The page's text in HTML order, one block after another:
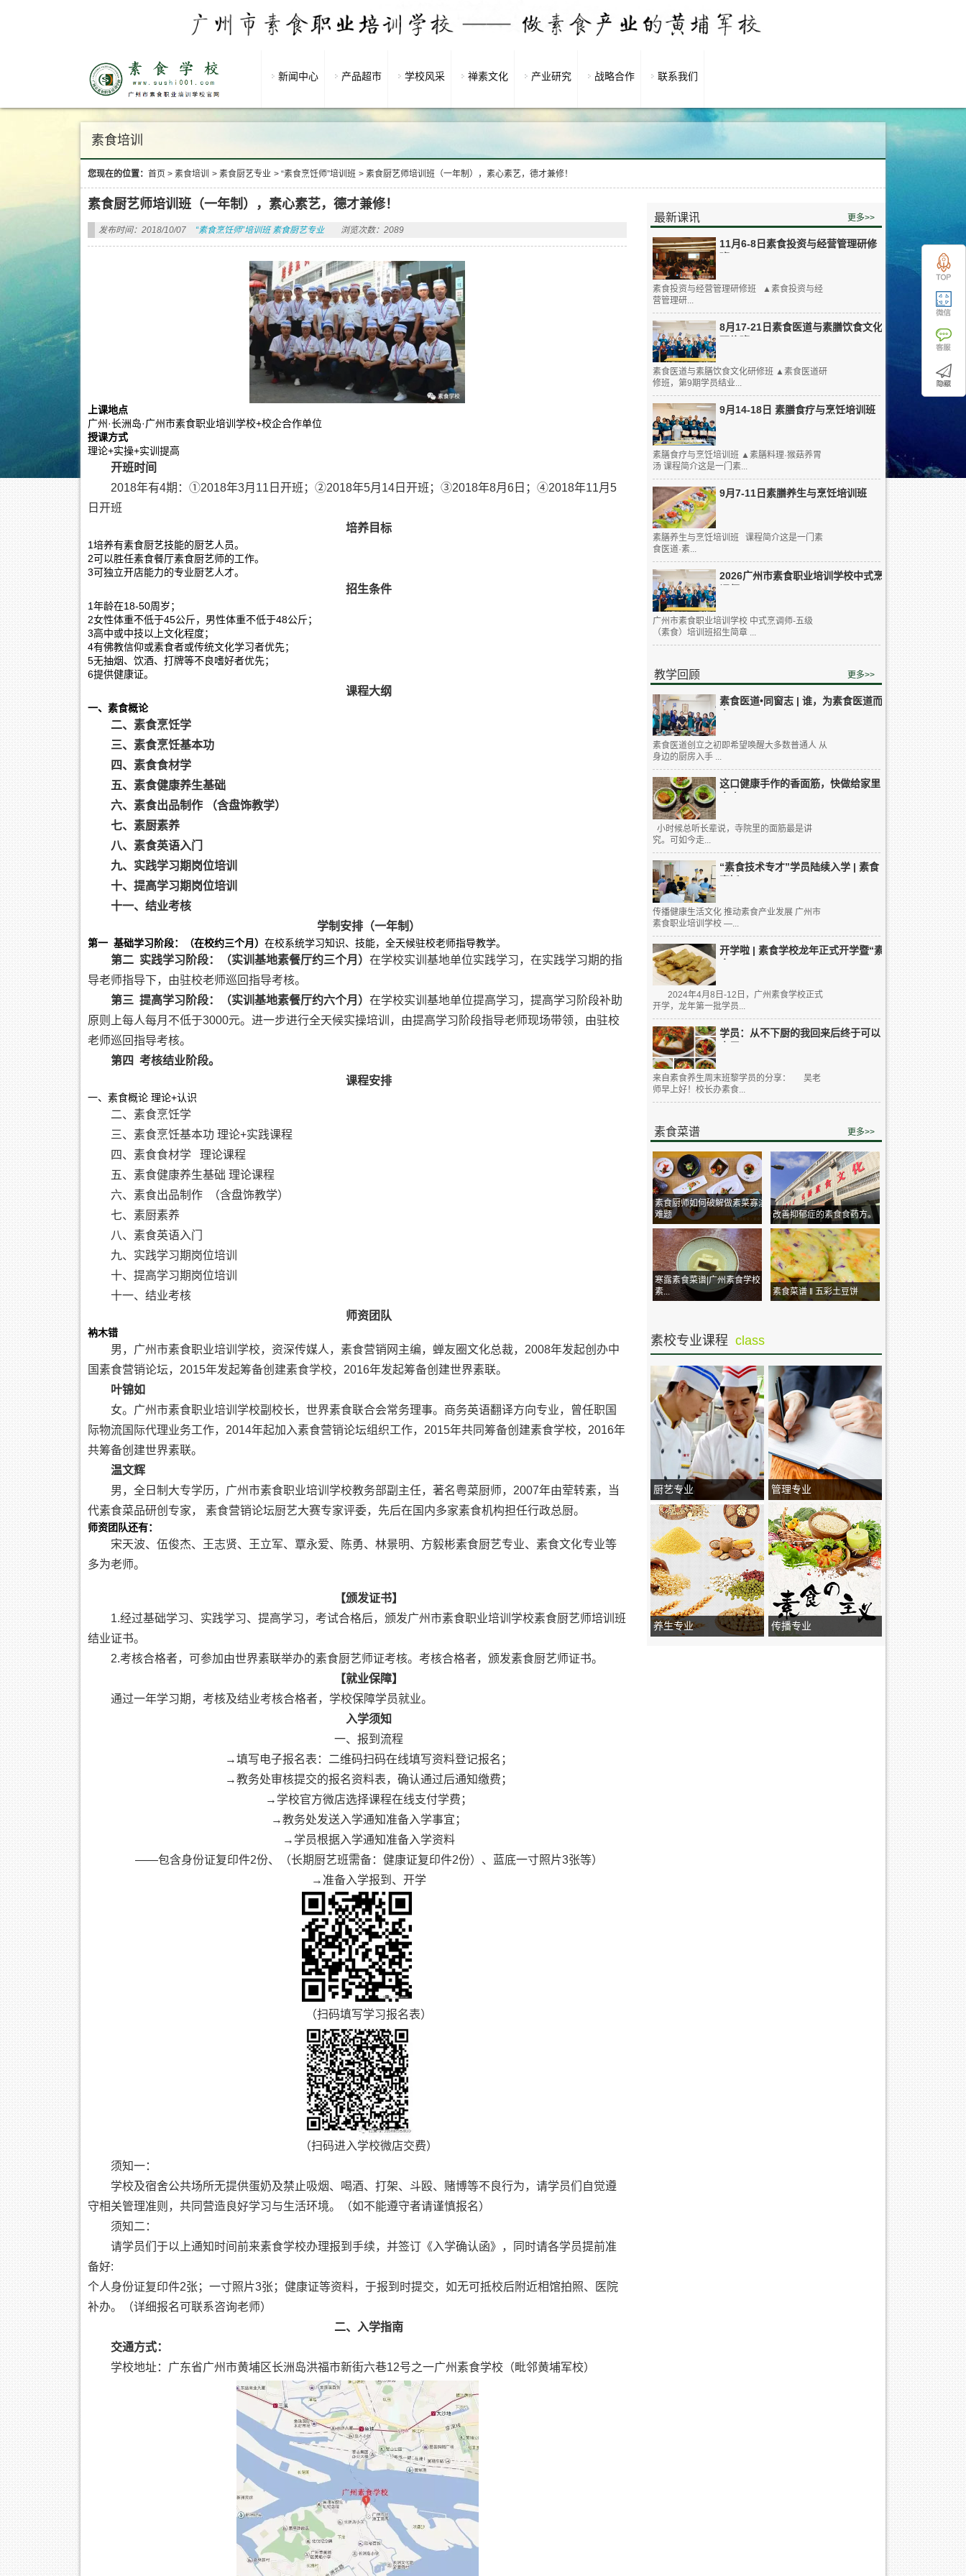
新闻中心 产品超市 学校风采 禅素文化 产业研究 战略合作 联系我们
素食培训
您现在的位置： 首页 > 素食培训 > 素食厨艺专业 > “素食烹饪师”培训班 > 素食厨艺师培训班（一年制），素心素艺，德才兼修！
最新课讯 更多>>
11月6-8日素食投资与经营管理研修
素食投资与经营管理研修班 ▲素食投资与经
营管理研...
8月17-21日素食医道与素膳饮食文化
研修班
素食医道与素膳饮食文化研修班 ▲素食医道研
修班，第9期学员结业...
9月14-18日 素膳食疗与烹饪培训班
素膳食疗与烹饪培训班 ▲素膳料理·猴菇养胃
汤 课程简介这是一门素...
9月7-11日素膳养生与烹饪培训班
素膳养生与烹饪培训班 课程简介这是一门素
食医道·素...
2026广州市素食职业培训学校中式烹
广州市素食职业培训学校 中式烹调师-五级
（素食）培训班招生简章 ...
教学回顾 更多>>
素食医道•同窗志 | 谁，为素食医道而
素食医道创立之初即希望唤醒大多数普通人 从
身边的厨房入手 ...
这口健康手作的香面筋，快做给家里
小时候总听长辈说，寺院里的面筋最是讲
究。可如今走...
“素食技术专才”学员陆续入学 | 素食
传播健康生活文化 推动素食产业发展 广州市
素食职业培训学校 —...
开学啦 | 素食学校龙年正式开学暨“素
食...
2024年4月8日-12日，广州素食学校正式
开学，龙年第一批学员...
学员：从不下厨的我回来后终于可以
来自素食养生周末班黎学员的分享： 吴老
师早上好！校长办素食...
素食菜谱 更多>>
素食厨师如何破解做素菜寡淡
难题
改善抑郁症的素食食药方。
寒露素食菜谱|广州素食学校
素...
素食菜谱 ‖ 五彩土豆饼
素校专业课程 class
厨艺专业 管理专业
养生专业 传播专业
素食厨艺师培训班（一年制），素心素艺，德才兼修！
发布时间：2018/10/07 “素食烹饪师”培训班 素食厨艺专业 浏览次数：2089
上课地点
广州·长洲岛·广州市素食职业培训学校+校企合作单位
授课方式
理论+实操+实训提高
开班时间
2018年有4期：①2018年3月11日开班；②2018年5月14日开班；③2018年8月6日；④2018年11月5
日开班
培养目标
1培养有素食厨艺技能的厨艺人员。
2可以胜任素食餐厅素食厨艺师的工作。
3可独立开店能力的专业厨艺人才。
招生条件
1年龄在18-50周岁；
2女性体重不低于45公斤，男性体重不低于48公斤；
3高中或中技以上文化程度；
4有佛教信仰或素食者或传统文化学习者优先；
5无抽烟、饮酒、打牌等不良嗜好者优先；
6提供健康证。
课程大纲
一、素食概论
二、素食烹饪学
三、素食烹饪基本功
四、素食食材学
五、素食健康养生基础
六、素食出品制作 （含盘饰教学）
七、素厨素养
八、素食英语入门
九、实践学习期岗位培训
十、提高学习期岗位培训
十一、结业考核
学制安排（一年制）
第一 基础学习阶段：（在校约三个月） 在校系统学习知识、技能，全天候驻校老师指导教学。
第二 实践学习阶段：（实训基地素餐厅约三个月） 在学校实训基地单位实践学习，在实践学习期的指
导老师指导下，由驻校老师巡回指导考核。
第三 提高学习阶段：（实训基地素餐厅约六个月） 在学校实训基地单位提高学习，提高学习阶段补助
原则上每人每月不低于3000元。进一步进行全天候实操培训，由提高学习阶段指导老师现场带领，由驻校
老师巡回指导考核。
第四 考核结业阶段。
课程安排
一、素食概论 理论+认识
二、素食烹饪学
三、素食烹饪基本功 理论+实践课程
四、素食食材学 理论课程
五、素食健康养生基础 理论课程
六、素食出品制作 （含盘饰教学）
七、素厨素养
八、素食英语入门
九、实践学习期岗位培训
十、提高学习期岗位培训
十一、结业考核
师资团队
衲木错
男，广州市素食职业培训学校，资深传媒人，素食营销网主编，蝉友圈文化总裁，2008年发起创办中
国素食营销论坛，2015年发起筹备创建素食学校，2016年发起筹备创建世界素联。
叶锦如
女。广州市素食职业培训学校副校长，世界素食联合会常务理事。商务英语翻译方向专业，曾任职国
际物流国际代理业务工作，2014年起加入素食营销论坛组织工作，2015年共同筹备创建素食学校，2016年
共筹备创建世界素联。
温文辉
男，全日制大专学历，广州市素食职业培训学校教务部副主任，著名粤菜厨师，2007年由荤转素，当
代素食菜品研创专家， 素食营销论坛厨艺大赛专家评委，先后在国内多家素食机构担任行政总厨。
师资团队还有：
宋天波、伍俊杰、王志贤、王立军、覃永爱、陈勇、林景明、方毅彬素食厨艺专业、素食文化专业等
多为老师。
【颁发证书】
1.经过基础学习、实践学习、提高学习，考试合格后，颁发广州市素食职业培训学校素食厨艺师培训班
结业证书。
2.考核合格者，可参加由世界素联举办的素食厨艺师证考核。考核合格者，颁发素食厨艺师证书。
【就业保障】
通过一年学习期，考核及结业考核合格者，学校保障学员就业。
入学须知
一、报到流程
→填写电子报名表：二维码扫码在线填写资料登记报名；
→教务处审核提交的报名资料表，确认通过后通知缴费；
→学校官方微店选择课程在线支付学费；
→教务处发送入学通知准备入学事宜；
→学员根据入学通知准备入学资料
——包含身份证复印件2份、（长期厨艺班需备：健康证复印件2份）、蓝底一寸照片3张等）
→准备入学报到、开学
（扫码填写学习报名表）
（扫码进入学校微店交费）
须知一：
学校及宿舍公共场所无提供蛋奶及禁止吸烟、喝酒、打架、斗殴、赌博等不良行为，请学员们自觉遵
守相关管理准则，共同营造良好学习与生活环境。（如不能遵守者请谨慎报名）
须知二：
请学员们于以上通知时间前来素食学校办理报到手续，并签订《入学确认函》，同时请各学员提前准
备好:
个人身份证复印件2张；一寸照片3张；健康证等资料，于报到时提交，如无可抵校后附近相馆拍照、医院
补办。（详细报名可联系咨询老师）
二、入学指南
交通方式：
学校地址：广东省广州市黄埔区长洲岛洪福市新街六巷12号之一广州素食学校（毗邻黄埔军校）